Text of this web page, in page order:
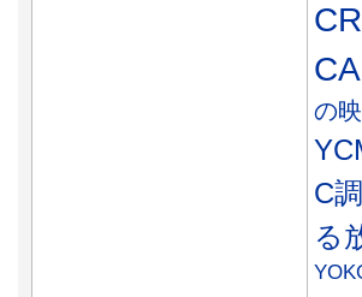
の
C
る